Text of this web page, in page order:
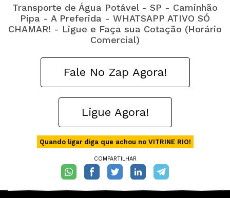
Transporte de Água Potável - SP - Caminhão
Pipa - A Preferida - WHATSAPP ATIVO SÓ
CHAMAR! - Ligue e Faça sua Cotação (Horário
Comercial)
Fale No Zap Agora!
Ligue Agora!
Quando ligar diga que achou no VITRINE RIO!
COMPARTILHAR